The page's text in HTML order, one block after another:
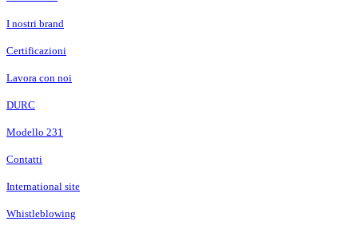
I nostri brand
Certificazioni
Lavora con noi
DURC
Modello 231
Contatti
International site
Whistleblowing